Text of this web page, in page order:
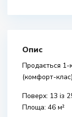
Опис
Продається 1-
(комфорт-
Поверх: 13 із
Площа: 46 м²